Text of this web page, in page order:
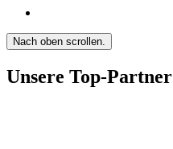
Nach oben scrollen.
Unsere Top-Partner